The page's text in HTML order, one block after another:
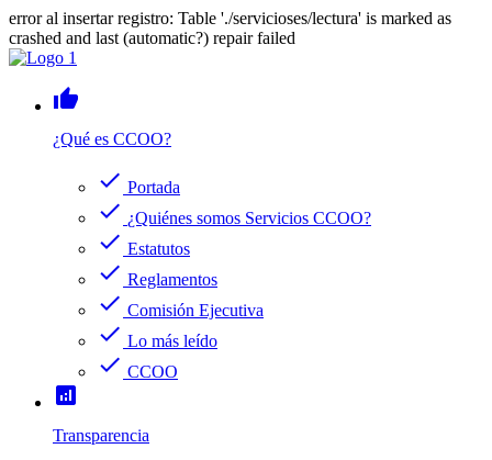
error al insertar registro: Table './servicioses/lectura' is marked as
crashed and last (automatic?) repair failed
thumb_up
¿Qué es CCOO?
check Portada
check ¿Quiénes somos Servicios CCOO?
check Estatutos
check Reglamentos
check Comisión Ejecutiva
check Lo más leído
check CCOO
analytics
Transparencia